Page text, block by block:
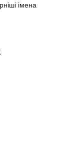
імена